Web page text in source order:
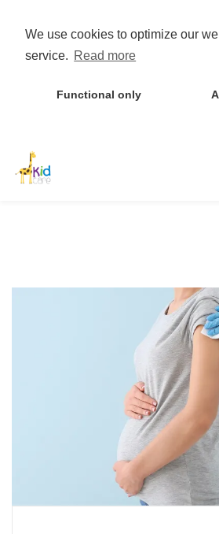
We use cookies to optimize our
service. Read more
Functional only